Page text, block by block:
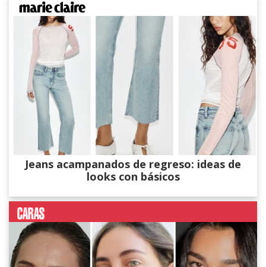
Jeans acampanados de regreso: ideas de
looks con básicos